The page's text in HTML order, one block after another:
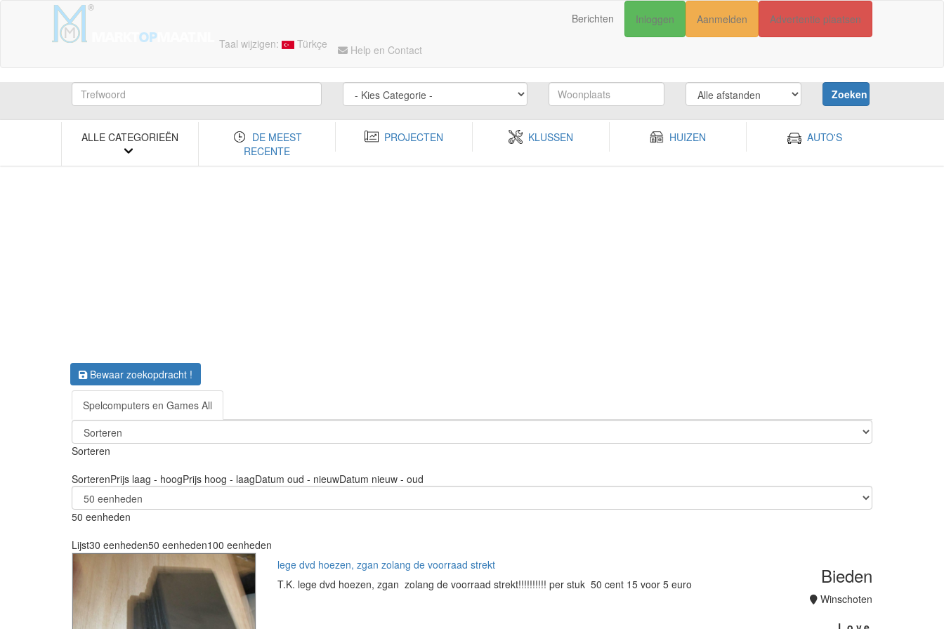
Taal wijzigen: Türkçe Help en Contact
Berichten Inloggen Aanmelden Advertentie plaatsen
Zoeken
ALLE CATEGORIEËN
DE MEEST
RECENTE
PROJECTEN KLUSSEN HUIZEN AUTO'S
Bewaar zoekopdracht !
Spelcomputers en Games All
Sorteren
SorterenPrijs laag - hoogPrijs hoog - laagDatum oud - nieuwDatum nieuw - oud
50 eenheden
Lijst30 eenheden50 eenheden100 eenheden
lege dvd hoezen, zgan zolang de voorraad strekt
T.K. lege dvd hoezen, zgan zolang de voorraad strekt!!!!!!!!!! per stuk 50 cent 15 voor 5 euro
Bieden
Winschoten